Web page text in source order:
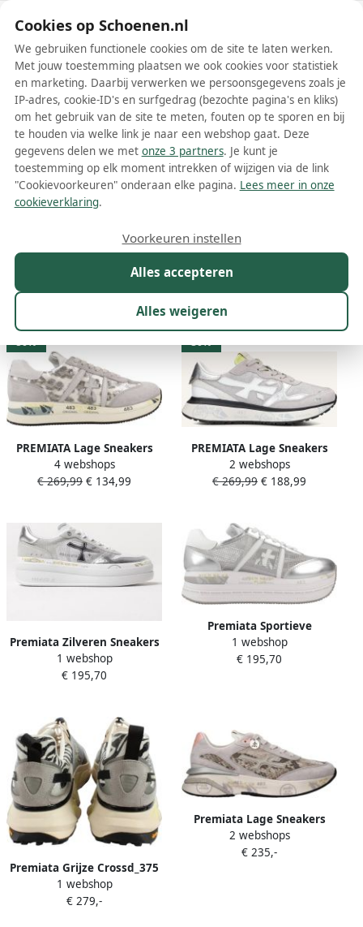
Schoenen.nl
Wis filters Alle filters
Grijze Premiata damesschoenen
Meer lezen
Kleur 1
39 resultaten:
50%
PREMIATA Lage Sneakers
Dames Conny Maat: 37
Materiaal: Suède Kleur:
4 webshops
€ 269,99 € 134,99
30%
PREMIATA Lage Sneakers
Dames Lauryn Maat: 40
Materiaal: Suède Kleur:
2 webshops
€ 269,99 € 188,99
Premiata Zilveren Sneakers
voor Vrouwen Gray Dames
1 webshop
€ 195,70
Premiata Sportieve
Sneakers voor Actieve
Levensstijl
1 webshop
€ 195,70
Premiata Grijze Crossd_375
Sneakers voor Dames
1 webshop
€ 279,-
Premiata Lage Sneakers
MOERUND 8083
2 webshops
€ 235,-
Cookies op Schoenen.nl
We gebruiken functionele cookies om de site te laten werken.
Met jouw toestemming plaatsen we ook cookies voor statistiek
en marketing. Daarbij verwerken we persoonsgegevens zoals je
IP-adres, cookie-ID's en surfgedrag (bezochte pagina's en kliks)
om het gebruik van de site te meten, fouten op te sporen en bij
te houden via welke link je naar een webshop gaat. Deze
gegevens delen we met onze 3 partners. Je kunt je
toestemming op elk moment intrekken of wijzigen via de link
"Cookievoorkeuren" onderaan elke pagina. Lees meer in onze
cookieverklaring.
Alles accepteren
Alles weigeren
Voorkeuren instellen